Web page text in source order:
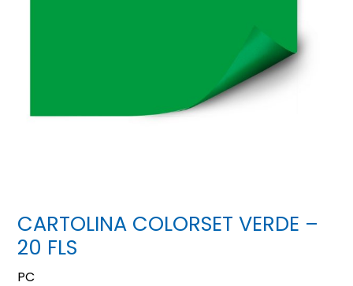
CARTOLINA COLORSET VERDE –
20 FLS
PC